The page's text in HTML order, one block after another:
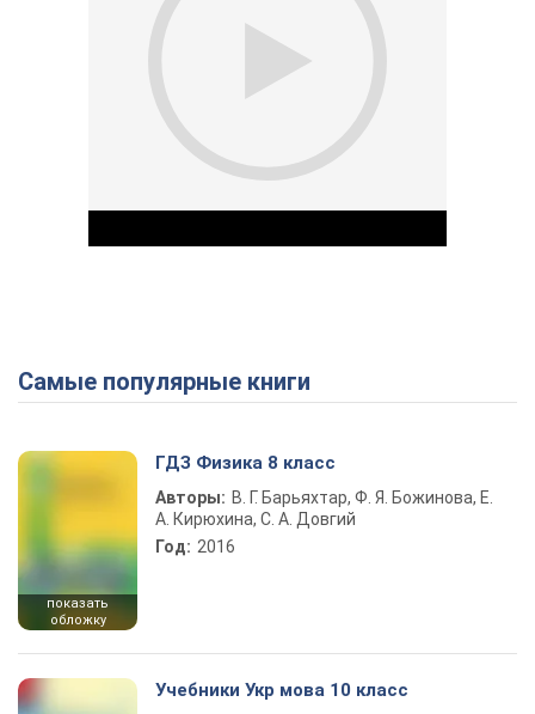
Play Video
Самые популярные книги
показать
обложку
ГДЗ Физика 8 класс
Авторы: В. Г. Барьяхтар, Ф. Я. Божинова, Е.
А. Кирюхина, С. А. Довгий
Год: 2016
Учебники Укр мова 10 класс